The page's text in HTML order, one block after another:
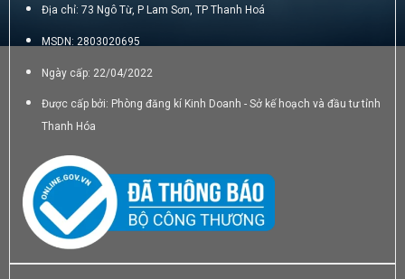
Địa chỉ: 73 Ngô Từ, P Lam Sơn, TP Thanh Hoá
MSDN: 2803020695
Ngày cấp: 22/04/2022
Được cấp bởi: Phòng đăng kí Kinh Doanh - Sở kế hoạch và đầu tư tỉnh
Thanh Hóa